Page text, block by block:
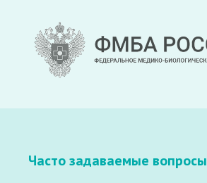
Часто задаваемые вопросы